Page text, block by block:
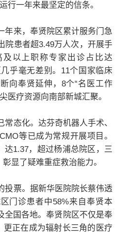
行一年来最坚定的信条。
年来，奉贤院区累计服务门急
院患者超3.49万人次，开展手
及以上职称专家出诊占比达
乎毫无差别。11个国家临床
向奉贤延伸，8个“名医工作
医疗资源向南部新城汇聚。
态化。达芬奇机器人手术、
等已成为常规开展项目。
达1.37，超过杨浦总院区，三
显了疑难重症救治能力。
投票。据新华医院院长蔡伟透
门诊患者中58%来自奉贤本
全国各地。奉贤院区不仅是奉
更正在成为辐射长三角的医疗